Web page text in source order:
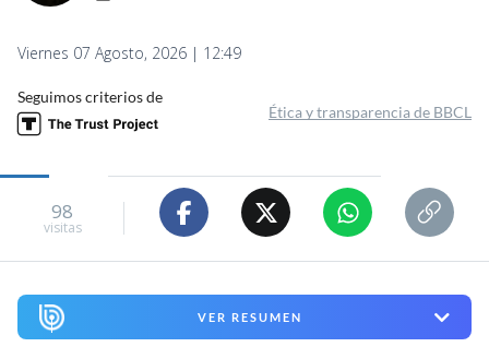
Viernes 07 Agosto, 2026 | 12:49
Seguimos criterios de
Ética y transparencia de BBCL
98
visitas
VER RESUMEN